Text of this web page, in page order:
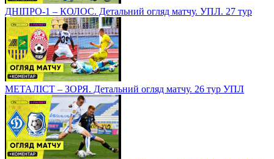
ДНІПРО-1 – КОЛОС. Детальний огляд матчу. УПЛ. 27 тур
МЕТАЛІСТ – ЗОРЯ. Детальний огляд матчу. 26 тур УПЛ